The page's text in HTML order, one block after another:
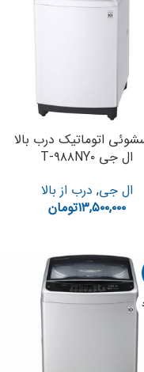
اتوماتیک درب بالا
ال جی T-۹۸۸NY۰
ال جی, درب از بالا
۱۳,۵۰۰,۰۰۰تومان